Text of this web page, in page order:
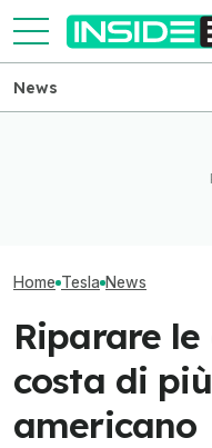
News
Home Tesla News
Riparare
costa di
americano